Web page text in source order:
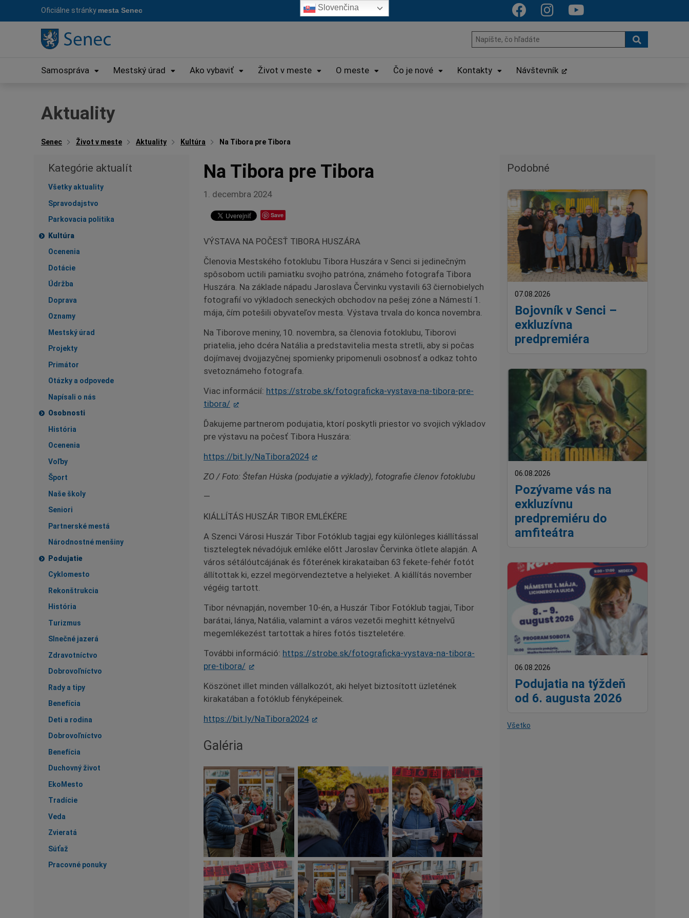
Oficiálne stránky mesta Senec
Hľadať:
Samospráva Mestský úrad Ako vybaviť Život v meste O meste Čo je nové Kontakty Návštevník
Aktuality
Senec Život v meste Aktuality Kultúra Na Tibora pre Tibora
Kategórie aktualít
Všetky aktuality
Spravodajstvo
Parkovacia politika
Kultúra
Ocenenia
Dotácie
Údržba
Doprava
Oznamy
Mestský úrad
Projekty
Primátor
Otázky a odpovede
Napísali o nás
Osobnosti
História
Ocenenia
Voľby
Šport
Naše školy
Seniori
Partnerské mestá
Národnostné menšiny
Podujatie
Cyklomesto
Rekonštrukcia
História
Turizmus
Slnečné jazerá
Zdravotníctvo
Dobrovoľníctvo
Rady a tipy
Benefícia
Deti a rodina
Dobrovoľníctvo
Benefícia
Duchovný život
EkoMesto
Tradície
Veda
Zvieratá
Súťaž
Pracovné ponuky
Na Tibora pre Tibora
1. decembra 2024
Save
VÝSTAVA NA POČESŤ TIBORA HUSZÁRA
Členovia Mestského fotoklubu Tibora Huszára v Senci si jedinečným
spôsobom uctili pamiatku svojho patróna, známeho fotografa Tibora
Huszára. Na základe nápadu Jaroslava Červinku vystavili 63 čiernobielych
fotografií vo výkladoch seneckých obchodov na pešej zóne a Námestí 1.
mája, čím potešili obyvateľov mesta. Výstava trvala do konca novembra.
Na Tiborove meniny, 10. novembra, sa členovia fotoklubu, Tiborovi
priatelia, jeho dcéra Natália a predstavitelia mesta stretli, aby si počas
dojímavej dvojjazyčnej spomienky pripomenuli osobnosť a odkaz tohto
svetoznámeho fotografa.
Viac informácií: https://strobe.sk/fotograficka-vystava-na-tibora-pre-
tibora/
Ďakujeme partnerom podujatia, ktorí poskytli priestor vo svojich výkladov
pre výstavu na počesť Tibora Huszára:
https://bit.ly/NaTibora2024
ZO / Foto: Štefan Húska (podujatie a výklady), fotografie členov fotoklubu
—
KIÁLLÍTÁS HUSZÁR TIBOR EMLÉKÉRE
A Szenci Városi Huszár Tibor Fotóklub tagjai egy különleges kiállítással
tisztelegtek névadójuk emléke előtt Jaroslav Červinka ötlete alapján. A
város sétálóutcájának és főterének kirakataiban 63 fekete-fehér fotót
állítottak ki, ezzel megörvendeztetve a helyieket. A kiállítás november
végéig tartott.
Tibor névnapján, november 10-én, a Huszár Tibor Fotóklub tagjai, Tibor
barátai, lánya, Natália, valamint a város vezetői meghitt kétnyelvű
megemlékezést tartottak a híres fotós tiszteletére.
További információ: https://strobe.sk/fotograficka-vystava-na-tibora-
pre-tibora/
Köszönet illet minden vállalkozót, aki helyet biztosított üzletének
kirakatában a fotóklub fényképeinek.
https://bit.ly/NaTibora2024
Galéria
Podobné
Bojovník v Senci –
exkluzívna
predpremiéra
07.08.2026
Pozývame vás na
exkluzívnu
predpremiéru do
amfiteátra
06.08.2026
Podujatia na týždeň
od 6. augusta 2026
06.08.2026
Všetko
Slovenčina